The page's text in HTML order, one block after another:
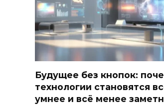
Будущее без кнопок:
технологии становятся
умнее и всё менее